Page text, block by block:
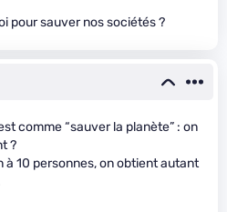
pour sauver nos sociétés ?
comme “sauver la planète” : on
?
à 10 personnes, on obtient autant